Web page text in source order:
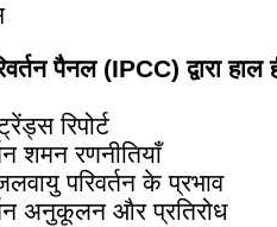
पैनल (IPCC) द्वारा हाल
रिपोर्ट
शमन रणनीतियाँ
परिवर्तन के प्रभाव
अनुकूलन और प्रतिरोध